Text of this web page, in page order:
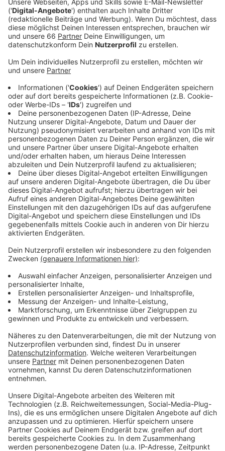
Mannesmannufer eine Schranke, um Auto-Poser
fernzuhalten. Sie soll vor allem die Anlieger
schützen. Jetzt gab es deswegen aber Ärger. Die
Anwohner können für diese Schranke eine
Chipkarte beantragen, um sie zu öffnen. In einem
Schreiben waren sie nun von der Stadt
aufgefordert worden, neben einer Kaution für die
Karte auch eine jährliche Gebühr zu zahlen. Das
hatte bei einigen für Unverständnis gesorgt.
Veröffentlicht: Dienstag, 14.09.2021 15:41
Anzeige
Nachdem es deswegen Beschwerden gegeben hatte,
hatte OB Keller das zuständige Amt gebeten, auf die
Gebühr zu verzichten. Auf Anfrage von Antenne
Düsseldorf hat die Stadt bestätigt, dass es jetzt
tatsächlich keine zusätzlichen Kosten für die
Bewohnerinnen und Bewohner des Mannesmannufers
Anzeige
Weitere Infos und Links zum Thema
Anzeige
Feste Schranke am Mannesmannufer:
Höhere Warnschwellen am Mannesmannufer:
Anzeige